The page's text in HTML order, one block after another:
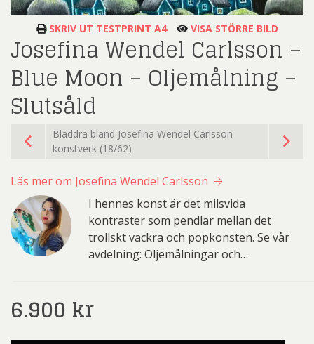
SKRIV UT TESTPRINT A4 VISA STÖRRE BILD
Josefina Wendel Carlsson –
Blue Moon – Oljemålning –
Slutsåld
Bläddra bland Josefina Wendel Carlsson
konstverk (18/62)
Läs mer om Josefina Wendel Carlsson
I hennes konst är det milsvida
kontraster som pendlar mellan det
trollskt vackra och popkonsten. Se vår
avdelning: Oljemålningar och…
6.900 kr